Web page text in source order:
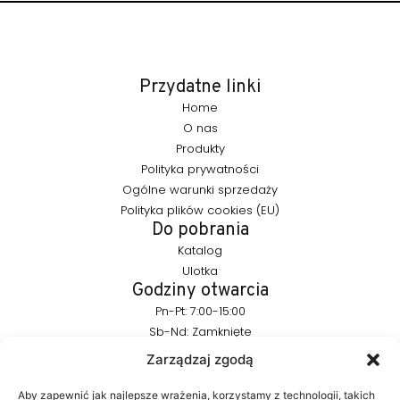
Zarządzaj zgodą
Aby zapewnić jak najlepsze wrażenia, korzystamy z technologii, takich
Przydatne linki
Home
O nas
Produkty
Polityka prywatności
Ogólne warunki sprzedaży
Polityka plików cookies (EU)
Do pobrania
Katalog
Ulotka
Godziny otwarcia
Pn-Pt: 7:00-15:00
Sb-Nd: Zamknięte
Pozostańmy w kontakcie
info@furnika.pl
+48 (77) 544 91 28